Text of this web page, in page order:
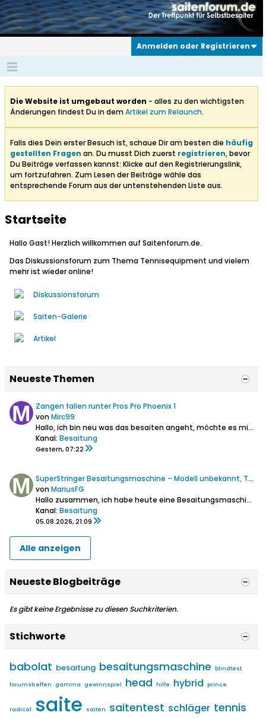
Anmelden oder Registrieren
Die Website ist umgebaut worden - alles zu den wichtigsten
Änderungen findest Du in demArtikel zum Relaunch.
Falls dies Dein erster Besuch ist, schaue Dir am besten die häufig
gestellten Fragen an. Du musst Dich zuerst registrieren, bevor
Du Beiträge verfassen kannst: Klicke auf den Registrierungslink,
um fortzufahren. Zum Lesen der Beiträge wähle das
entsprechende Forum aus der untenstehenden Liste aus.
Startseite
Hallo Gast! Herzlich willkommen auf Saitenforum.de.
Das Diskussionsforum zum Thema Tennisequipment und vielem
mehr ist wieder online!
Diskussionsforum
Saiten-Galerie
Artikel
Neueste Themen
Zangen fallen runter Pros Pro Phoenix 1
vonMirc99
Hallo, ich bin neu was das besaiten angeht, möchte es mir aber beibringen. Seit 3 Tagen steht die Pros Pro Phoenix 1 bei mir. Nun wollte ich das erste...
Kanal: Besaitung
Gestern, 07:22
SuperStringer Besaitungsmaschine – Modell unbekannt, Tennis-Umbau möglich?
vonMariusFG
Hallo zusammen,ich habe heute eine Besaitungsmaschine über Kleinanzeigen gekauft.
Kanal: Besaitung
05.08.2026, 21:09
Alle anzeigen
Neueste Blogbeiträge
Es gibt keine Ergebnisse zu diesen Suchkriterien.
Stichworte
babolat besaitung besaitungsmaschine blindtest
forumstreffen gamma gewinnspiel head hilfe hybrid prince
radical saite saiten saitentest schläger tennis